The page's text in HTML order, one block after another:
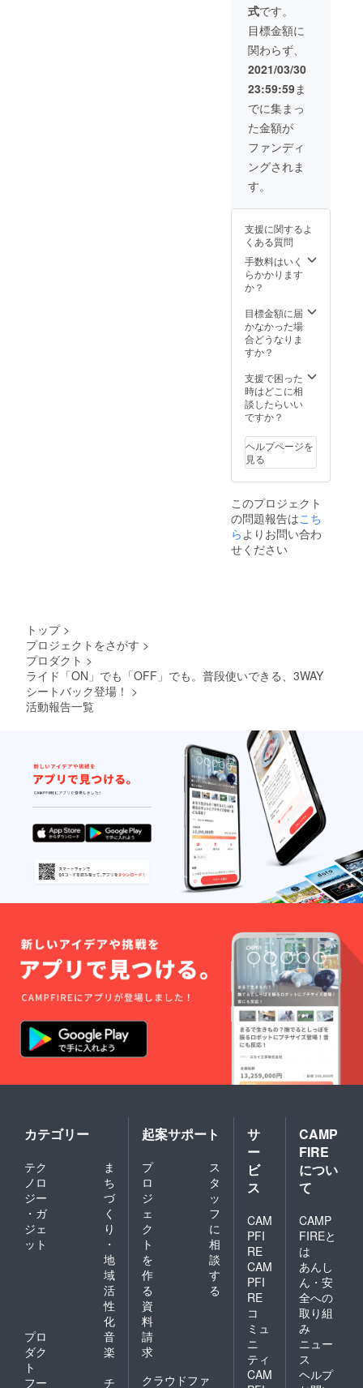
量。そ
してPD
と
QC3.0
の急速
対応し
ていま
す。
式です。
目標金額に
関わらず、
2021/03/30
23:59:59ま
でに集まっ
た金額が
ファンディ
ングされま
す。
支援に関するよ
くある質問
手数料はいく
らかかります
か？
目標金額に届
かなかった場
合どうなりま
すか？
支援で困った
時はどこに相
談したらいい
ですか？
ヘルプページを
見る
このプロジェクト
の問題報告はこち
ら よりお問い合わ
せください
トップ >
プロジェクトをさがす >
プロダクト >
ライド「ON」でも「OFF」でも。普段使いできる、3WAY
シートバック登場！ >
活動報告一覧
カテゴリー
テク
ノロ
ジー
・ガ
ジェ
ット
ま
ち
づ
く
り
・
地
域
活
性
化
プロ
ダク
ト
音
楽
フー
チ
起案サポート
プ
ロ
ジ
ェ
ク
ト
を
作
る
ス
タ
ッ
フ
に
相
談
す
る
資
料
請
求
クラウドファ
サ
ー
ビ
ス
CAM
PFI
RE
CAM
PFI
RE
コ
ミュ
ニ
ティ
CAM
CAMP
FIRE
につい
て
CAMP
FIREと
は
あんし
ん・安
全への
取り組
み
ニュー
ス
ヘルプ